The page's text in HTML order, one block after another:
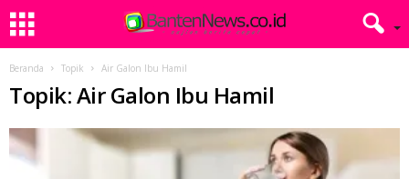
Beranda Topik Air Galon Ibu Hamil
Topik: Air Galon Ibu Hamil